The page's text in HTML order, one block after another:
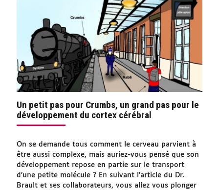
Un petit pas pour Crumbs, un grand pas pour le
développement du cortex cérébral
On se demande tous comment le cerveau parvient à
être aussi complexe, mais auriez-vous pensé que son
développement repose en partie sur le transport
d’une petite molécule ? En suivant l’article du Dr.
Brault et ses collaborateurs, vous allez vous plonger